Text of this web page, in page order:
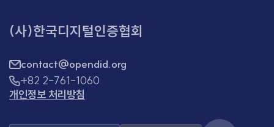
(사)한국디지털인증협회
contact@opendid.org
+82 2-761-1060
개인정보 처리방침